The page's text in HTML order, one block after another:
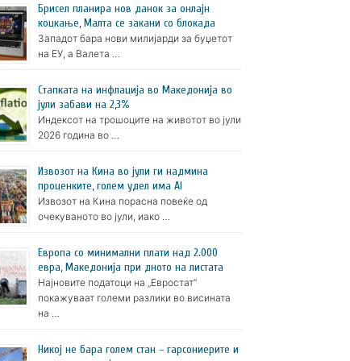
Брисел планира нов данок за онлајн
коцкање, Малта се закани со блокада
Западот бара нови милијарди за буџетот
на ЕУ, а Валета …
Стапката на инфлација во Македонија во
јули забави на 2,3%
Индексот на трошоците на животот во јули
2026 година во …
Извозот на Кина во јули ги надмина
проценките, голем удел има AI
Извозот на Кина порасна повеќе од
очекуваното во јули, иако …
Европа со минимални плати над 2.000
евра, Македонија при дното на листата
Најновите податоци на „Евростат“
покажуваат големи разлики во висината
на …
Никој не бара голем стан – гарсониерите и